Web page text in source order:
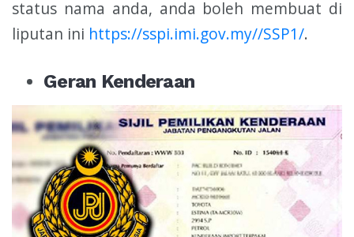
status nama anda, anda boleh membuat di
liputan ini https://sspi.imi.gov.my//SSP1/.
Geran Kenderaan